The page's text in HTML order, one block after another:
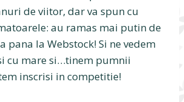
de viitor, dar va spun cu
au ramas mai putin de
pana la Webstock! Si ne vedem
cu mare si…tinem pumnii
inscrisi in competitie!